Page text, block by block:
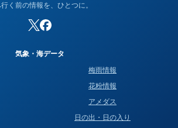
く前の情報を、ひとつに。
気象・海データ
梅雨情報
花粉情報
アメダス
日の出・日の入り